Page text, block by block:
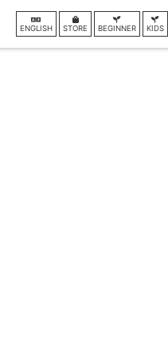
ENGLISH STORE BEGINNER KIDS